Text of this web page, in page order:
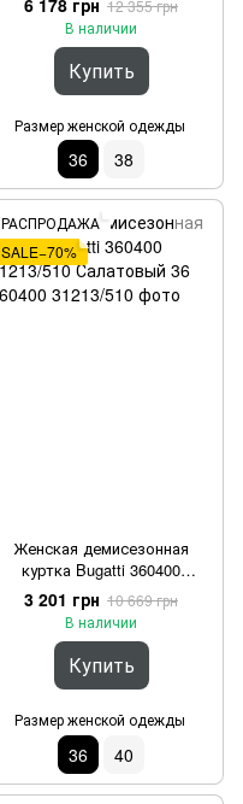
12 355 грн
В наличии
Купить
Размер женской одежды
36 38
РАСПРОДАЖА
SALE−70%
Женская демисезонная
куртка Bugatti 360400
31213/510 Салатовый 36
3 201 грн 10 669 грн
В наличии
Купить
Размер женской одежды
36 40